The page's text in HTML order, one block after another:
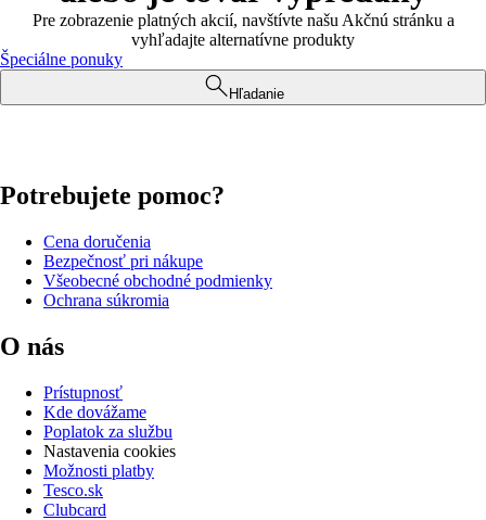
Pre zobrazenie platných akcií, navštívte našu Akčnú stránku a
vyhľadajte alternatívne produkty
Špeciálne ponuky
Hľadanie
Potrebujete pomoc?
Cena doručenia
Bezpečnosť pri nákupe
Všeobecné obchodné podmienky
Ochrana súkromia
O nás
Prístupnosť
Kde dovážame
Poplatok za službu
Nastavenia cookies
Možnosti platby
Tesco.sk
Clubcard